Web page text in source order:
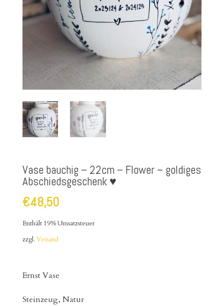
Vase bauchig – 22cm – Flower – goldiges
Abschiedsgeschenk ♥
€48,50
Enthält 19% Umsatzsteuer
zzgl. Versand
Ernst Vase
Steinzeug, Natur